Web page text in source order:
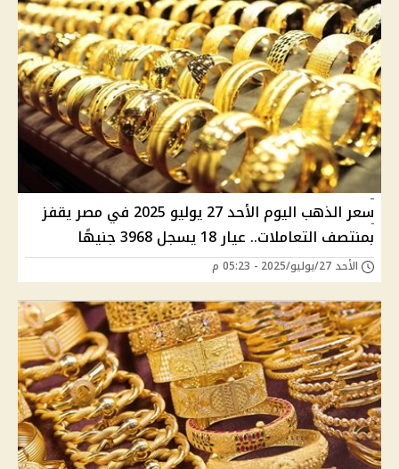
سعر الذهب اليوم الأحد 27 يوليو 2025 في مصر يقفز
بمنتصف التعاملات.. عيار 18 يسجل 3968 جنيهًا
الأحد 27/يوليو/2025 - 05:23 م